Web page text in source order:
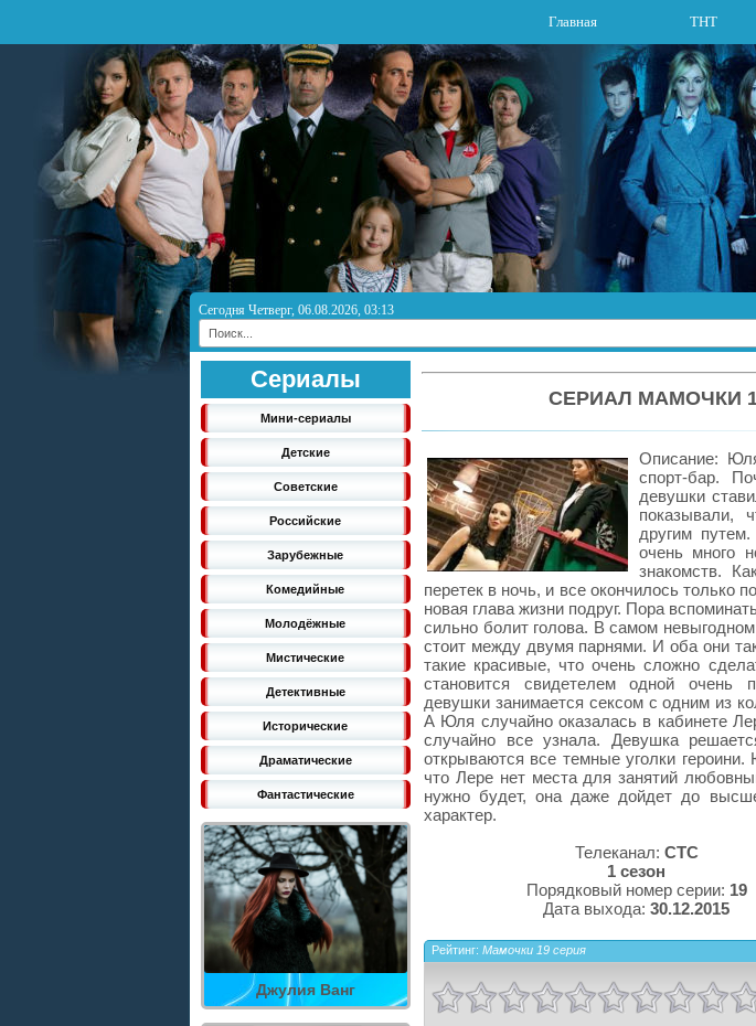
Главная ТНТ
Сегодня Четверг, 06.08.2026, 03:13
Сериалы
Мини-сериалы
Детские
Советские
Российские
Зарубежные
Комедийные
Молодёжные
Мистические
Детективные
Исторические
Драматические
Фантастические
Джулия Ванг
СЕРИАЛ МАМОЧКИ
Описание:
спорт-бар.
девушки
показывали,
другим
очень много
знакомств.
перетек в ночь, и все окончилось только
новая глава жизни подруг. Пора
сильно болит голова. В самом
стоит между двумя парнями. И оба они
такие красивые, что очень сложно
становится свидетелем одной очень
девушки занимается сексом с одним из
А Юля случайно оказалась в кабинете
случайно все узнала. Девушка
открываются все темные уголки героини.
что Лере нет места для занятий
нужно будет, она даже дойдет до
характер.
Телеканал: СТС
1 сезон
Порядковый номер серии: 19
Дата выхода: 30.12.2015
Рейтинг: Мамочки 19 серия